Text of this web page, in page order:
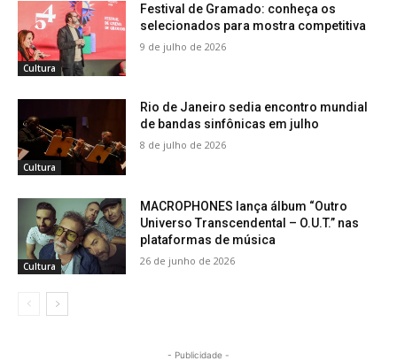
Cultura
Festival de Gramado: conheça os
selecionados para mostra competitiva
9 de julho de 2026
Cultura
Rio de Janeiro sedia encontro mundial
de bandas sinfônicas em julho
8 de julho de 2026
Cultura
MACROPHONES lança álbum “Outro
Universo Transcendental – O.U.T.” nas
plataformas de música
26 de junho de 2026
- Publicidade -